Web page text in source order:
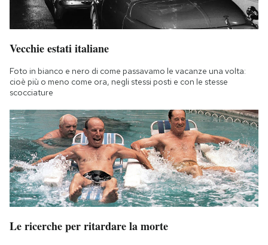
Vecchie estati italiane
Foto in bianco e nero di come passavamo le vacanze una volta:
cioè più o meno come ora, negli stessi posti e con le stesse
scocciature
Le ricerche per ritardare la morte